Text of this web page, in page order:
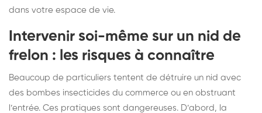
dans votre espace de vie.
Intervenir soi-même sur un nid de
frelon : les risques à connaître
Beaucoup de particuliers tentent de détruire un nid avec
des bombes insecticides du commerce ou en obstruant
l’entrée. Ces pratiques sont dangereuses. D’abord, la